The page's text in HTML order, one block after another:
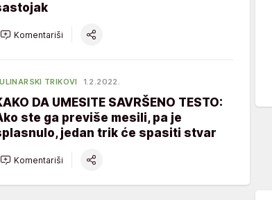
Komentariši
TRIKOVI 1.2.2022.
DA UMESITE SAVRŠENO TESTO:
ste ga previše mesili, pa je
jedan trik će spasiti stvar
Komentariši